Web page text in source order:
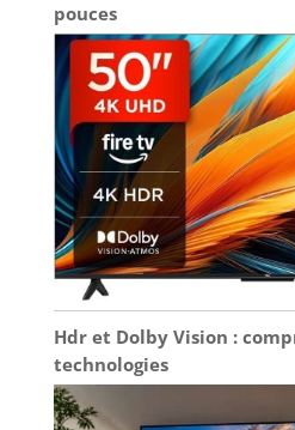
pouces
Hdr et Dolby Vision :
technologies